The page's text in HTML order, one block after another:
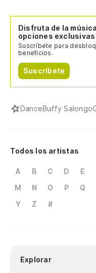
Disfruta de la
opciones exclusivas
Suscríbete para
beneficios.
Suscríbete
DanceBuffy Salongo
Todos los artistas
A B C D E
M
N O P Q
Y
Z #
Explorar